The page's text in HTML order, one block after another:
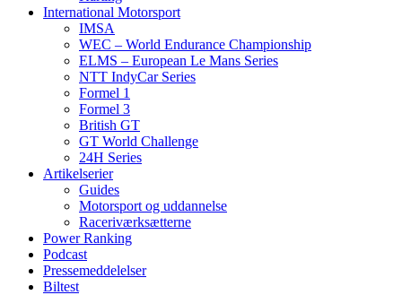
International Motorsport
IMSA
WEC – World Endurance Championship
ELMS – European Le Mans Series
NTT IndyCar Series
Formel 1
Formel 3
British GT
GT World Challenge
24H Series
Artikelserier
Guides
Motorsport og uddannelse
Raceriværksætterne
Power Ranking
Podcast
Pressemeddelelser
Biltest